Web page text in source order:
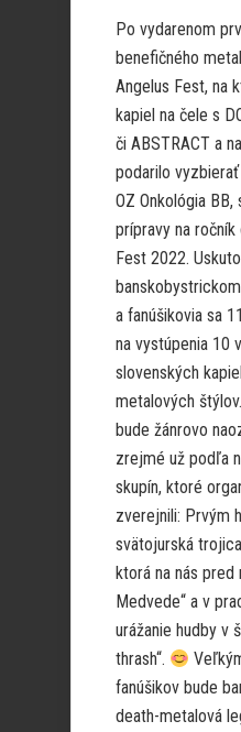
Po vydarenom
benefičného
Angelus Fest, na
kapiel na čele s
či ABSTRACT a
podarilo
OZ Onkológia
prípravy na
Fest 2022.
a fanúšikovia sa
na vystúpenia 10
slovenských
metalových
bude žánrovo
zrejmé už podľa
skupín, ktoré
zverejnili: Prvým
svätojurská
ktorá na nás pred
Medvede“ a v
urážanie hudby v
thrash“.
fanúšikov bude
death-metalová